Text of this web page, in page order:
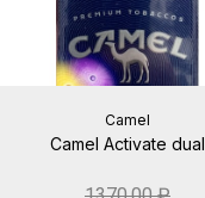
Camel
Camel Activate dual